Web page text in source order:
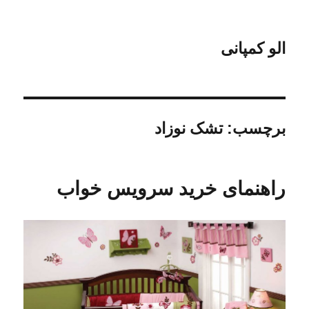
الو کمپانی
برچسب:تشک نوزاد
راهنمای خرید سرویس خواب